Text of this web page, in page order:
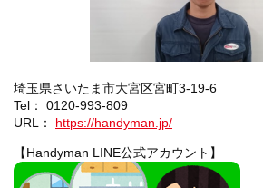
埼玉県さいたま市大宮区宮町3-19-6
Tel： 0120-993-809
URL： https://handyman.jp/
【Handyman LINE公式アカウント】